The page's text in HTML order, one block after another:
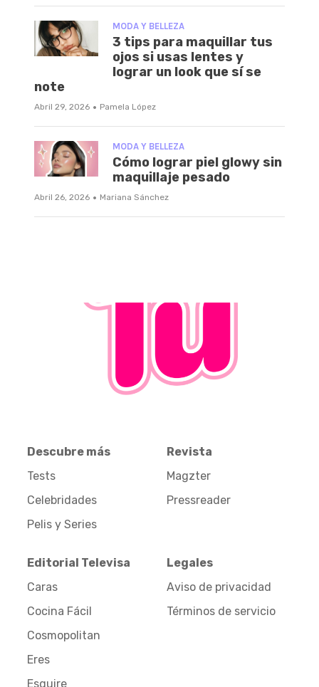
MODA Y BELLEZA
3 tips para maquillar tus
ojos si usas lentes y
lograr un look que sí se
note
Abril 29, 2026 · Pamela López
MODA Y BELLEZA
Cómo lograr piel glowy sin
maquillaje pesado
Abril 26, 2026 · Mariana Sánchez
Descubre más
Tests
Celebridades
Pelis y Series
Revista
Magzter
Pressreader
Editorial Televisa
Caras
Cocina Fácil
Cosmopolitan
Eres
Esquire
Legales
Aviso de privacidad
Términos de servicio